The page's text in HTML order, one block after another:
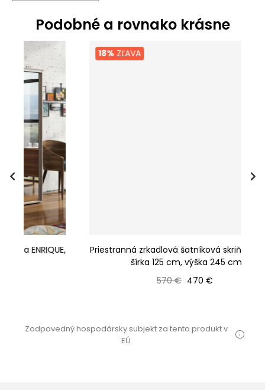
Podobné a rovnako krásne
18%ZĽAVA
Priestranná zrkadlová šatníková skriňa ENRIQUE,
šírka 125 cm, výška 245 cm
470 €
Zodpovedný hospodársky subjekt za tento produkt v
EÚ